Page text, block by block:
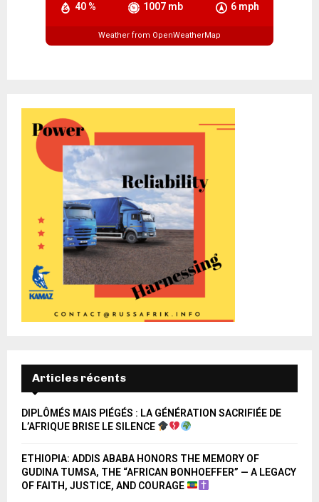
40 % 1007 mb 6 mph
Weather from OpenWeatherMap
Articles récents
DIPLÔMÉS MAIS PIÉGÉS : LA GÉNÉRATION SACRIFIÉE DE
L’AFRIQUE BRISE LE SILENCE
ETHIOPIA: ADDIS ABABA HONORS THE MEMORY OF
GUDINA TUMSA, THE “AFRICAN BONHOEFFER” — A LEGACY
OF FAITH, JUSTICE, AND COURAGE